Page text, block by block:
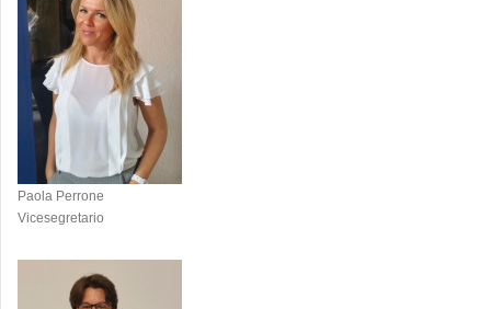
Paola Perrone
Vicesegretario